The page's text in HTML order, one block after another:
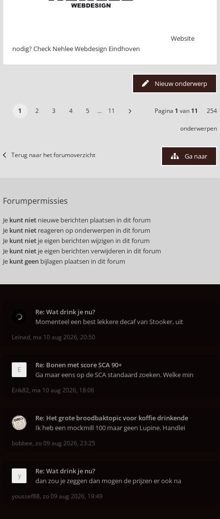
Website
nodig? Check Nehlee Webdesign Eindhoven
Nieuw onderwerp
1 2 3 4 5 … 11 Pagina 1 van 11 254
onderwerpen
Terug naar het forumoverzicht Ga naar
Forumpermissies
Je kunt niet nieuwe berichten plaatsen in dit forum
Je kunt niet reageren op onderwerpen in dit forum
Je kunt niet je eigen berichten wijzigen in dit forum
Je kunt niet je eigen berichten verwijderen in dit forum
Je kunt geen bijlagen plaatsen in dit forum
Re: Wat drink je nu?
Momenteel een best lekkere decaf van Stooker, uit
Leinad, ma 10 aug 2026, 20:50
Re: Bonen met score SCA 90+
Ga maar eens op de SCA standaard zoeken. Welke min
Erik82, ma 10 aug 2026, 18:06
Re: Het grote broodbaktopic voor koffie drinkende
Ik heb een mockmill 100 maar geen Lupine. Handlei
bobbee, zo 09 aug 2026, 23:25
Re: Wat drink je nu?
dan zou je zeggen dan mogen de prijzen er ook na
youssef88, zo 09 aug 2026, 19:49